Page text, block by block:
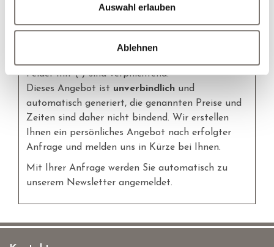
Auswahl erlauben
Ablehnen
persönliches Angebot erstellen
Felder mit (*) sind verpflichtend!
Dieses Angebot ist unverbindlich und
automatisch generiert, die genannten Preise und
Zeiten sind daher nicht bindend. Wir erstellen
Ihnen ein persönliches Angebot nach erfolgter
Anfrage und melden uns in Kürze bei Ihnen.
Mit Ihrer Anfrage werden Sie automatisch zu
unserem Newsletter angemeldet.